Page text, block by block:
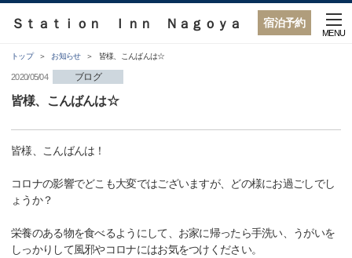
宿泊予約
Ｓｔａｔｉｏｎ Ｉｎｎ Ｎａｇｏｙａ
MENU
トップ お知らせ 皆様、こんばんは☆
2020/05/04 ブログ
皆様、こんばんは☆
皆様、こんばんは！
コロナの影響でどこも大変ではございますが、どの様にお過ごしでし
ょうか？
栄養のある物を食べるようにして、お家に帰ったら手洗い、うがいを
しっかりして風邪やコロナにはお気をつけください。